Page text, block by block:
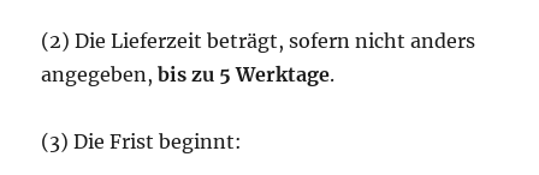
(2) Die Lieferzeit beträgt, sofern nicht anders
angegeben,bis zu 5 Werktage.
(3) Die Frist beginnt: